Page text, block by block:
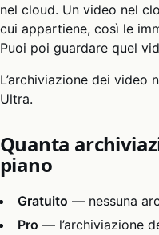
nel cloud. Un video nel
cui appartiene, così le
Puoi poi guardare quel
L’archiviazione dei video
Ultra.
Quanta
piano
Gratuito — nessuna
Pro — l’archiviazione